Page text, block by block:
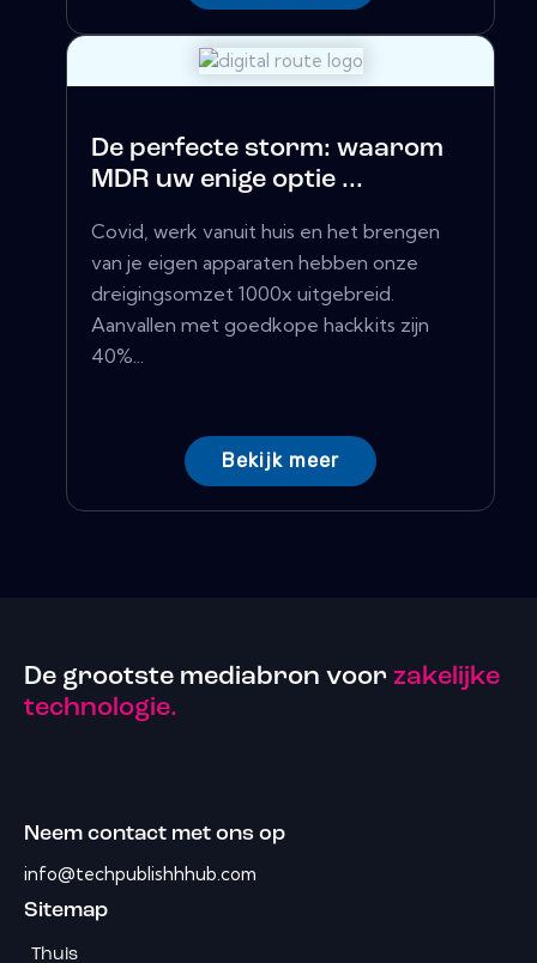
De perfecte storm: waarom
MDR uw enige optie ...
Covid, werk vanuit huis en het brengen
van je eigen apparaten hebben onze
dreigingsomzet 1000x uitgebreid.
Aanvallen met goedkope hackkits zijn
40%...
Bekijk meer
De grootste mediabron voor zakelijke
technologie.
Neem contact met ons op
info@techpublishhhub.com
Sitemap
Thuis